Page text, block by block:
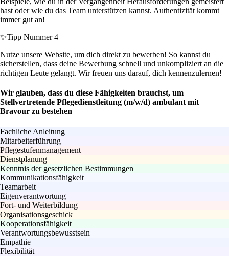
hast oder wie du das Team unterstützen kannst. Authentizität kommt
immer gut an!
✨Tipp Nummer 4
Nutze unsere Website, um dich direkt zu bewerben! So kannst du
sicherstellen, dass deine Bewerbung schnell und unkompliziert an die
richtigen Leute gelangt. Wir freuen uns darauf, dich kennenzulernen!
Wir glauben, dass du diese Fähigkeiten brauchst, um
Stellvertretende Pflegedienstleitung (m/w/d) ambulant mit
Bravour zu bestehen
Fachliche Anleitung
Mitarbeiterführung
Pflegestufenmanagement
Dienstplanung
Kenntnis der gesetzlichen Bestimmungen
Kommunikationsfähigkeit
Teamarbeit
Eigenverantwortung
Fort- und Weiterbildung
Organisationsgeschick
Kooperationsfähigkeit
Verantwortungsbewusstsein
Empathie
Flexibilität